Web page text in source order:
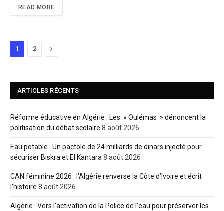
READ MORE
1 2 Next
ARTICLES RÉCENTS
Réforme éducative en Algérie : Les » Oulémas » dénoncent la
politisation du débat scolaire 8 août 2026
Eau potable : Un pactole de 24 milliards de dinars injecté pour
sécuriser Biskra et El Kantara 8 août 2026
CAN féminine 2026 : l’Algérie renverse la Côte d’Ivoire et écrit
l’histoire 8 août 2026
Algérie : Vers l’activation de la Police de l’eau pour préserver les